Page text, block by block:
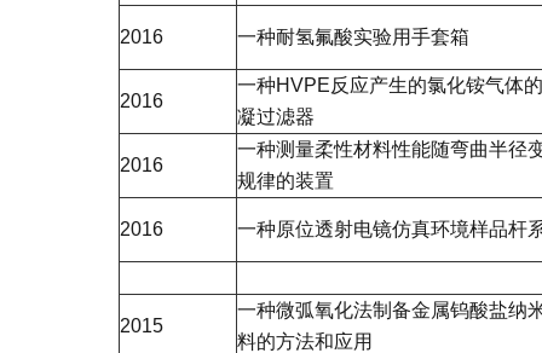
2016 一种耐氢氟酸实验用手套箱
2016
一种HVPE反应产生的氯化铵气体
凝过滤器
2016
一种测量柔性材料性能随弯曲半径
规律的装置
2016 一种原位透射电镜仿真环境样品杆
2015
一种微弧氧化法制备金属钨酸盐纳
料的方法和应用